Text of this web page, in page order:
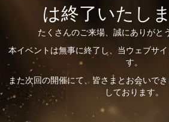
は終了いたしま
たくさんのご来場、誠にありがと
本イベントは無事に終了し、当ウェブサ
す。
また次回の開催にて、皆さまとお会いで
しております。